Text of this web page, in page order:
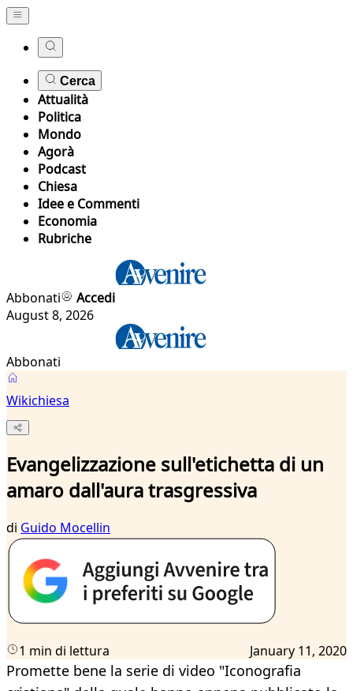
Cerca
Attualità
Politica
Mondo
Agorà
Podcast
Chiesa
Idee e Commenti
Economia
Rubriche
Abbonati
Accedi
August 8, 2026
Abbonati
Wikichiesa
Evangelizzazione sull'etichetta di un
amaro dall'aura trasgressiva
di Guido Mocellin
1 min di lettura January 11, 2020
Promette bene la serie di video "Iconografia